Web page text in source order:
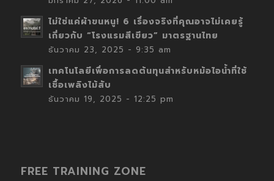
ไม่ใช่แค่ผ้าขนหนู! 6 เรื่องจริงที่คุณอาจไม่เคยรู้
เกี่ยวกับ “โรงแรมสีเขียว” มาตรฐานไทย
ธันวาคม 23, 2025 - 9:35 am
เทคโนโลยีเพื่อการลดต้นทุนสำหรับหม้อไอน้ำที่ใช้
เชื้อเพลิงไม้สับ
ธันวาคม 19, 2025 - 12:25 pm
FREE TRAINING ZONE